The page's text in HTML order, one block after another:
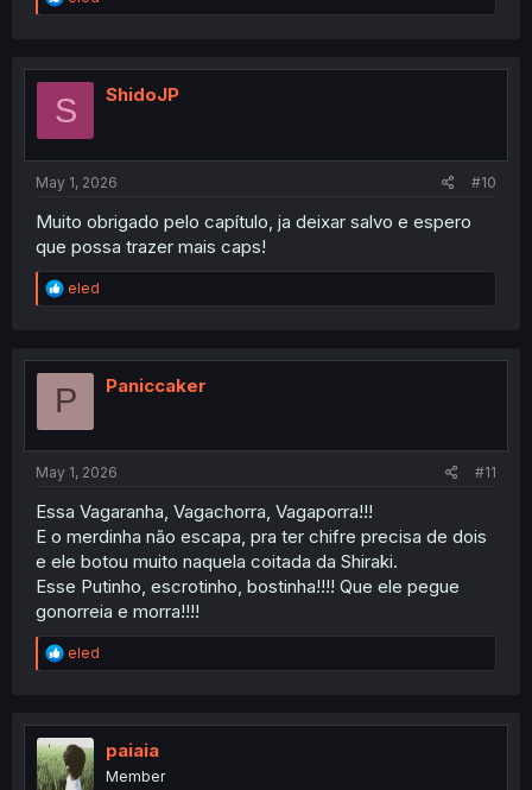
e
t
o
S ShidoJP
May 1, 2026 #10
Muito obrigado pelo capítulo, ja deixar salvo e espero
que possa trazer mais caps!
R
e
t
o
eled
P Paniccaker
May 1, 2026 #11
Essa Vagaranha, Vagachorra, Vagaporra!!!
E o merdinha não escapa, pra ter chifre precisa de dois
e ele botou muito naquela coitada da Shiraki.
Esse Putinho, escrotinho, bostinha!!!! Que ele pegue
gonorreia e morra!!!!
R
e
t
i
o
n
eled
paiaia
Member